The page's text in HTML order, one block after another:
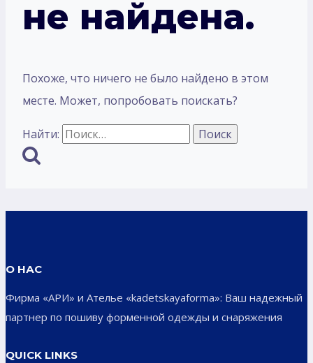
не найдена.
Похоже, что ничего не было найдено в этом
месте. Может, попробовать поискать?
Найти:
О НАС
Фирма «АРИ» и Ателье «kadetskayaforma»: Ваш надежный
партнер по пошиву форменной одежды и снаряжения
QUICK LINKS